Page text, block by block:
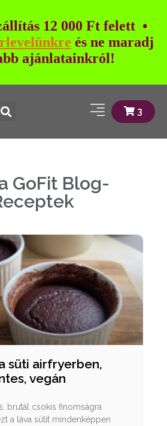
12 000 Ft felett •
és ne maradj
ajánlatainkról!
3
GoFit Blog-
süti airfryerben,
vegán
brutál csokis finomságra
a láva sütit mindenképpen